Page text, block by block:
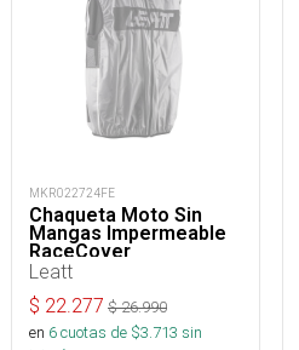
MKR022724FE
Chaqueta Moto Sin
Mangas Impermeable
RaceCover
Leatt
$ 22.277 $26.990
en 6cuotas de $3.713 sin